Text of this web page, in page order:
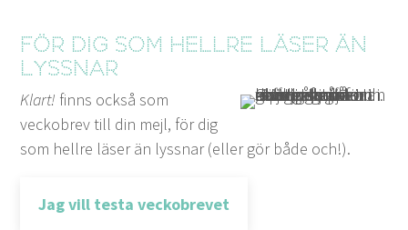
För dig som hellre läser än
lyssnar
Klart! finns också som
veckobrev till din mejl, för dig
som hellre läser än lyssnar (eller gör både och!).
Jag vill testa veckobrevet